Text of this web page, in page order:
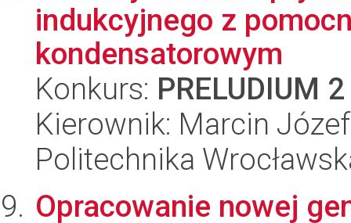
indukcyjnego z
kondensatorowym
Konkurs: PRELUDIUM 2
Kierownik: Marcin
Politechnika
Opracowanie nowej